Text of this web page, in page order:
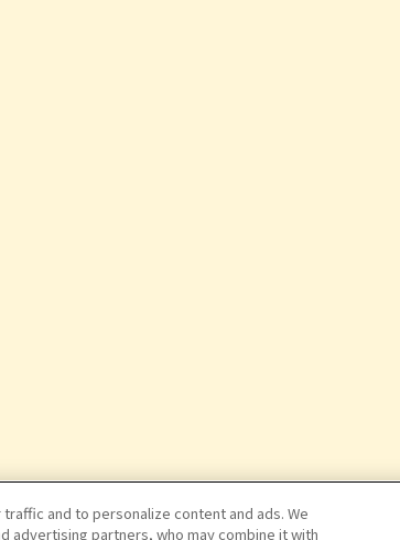
and to personalize content and ads. We
advertising partners, who may combine it with